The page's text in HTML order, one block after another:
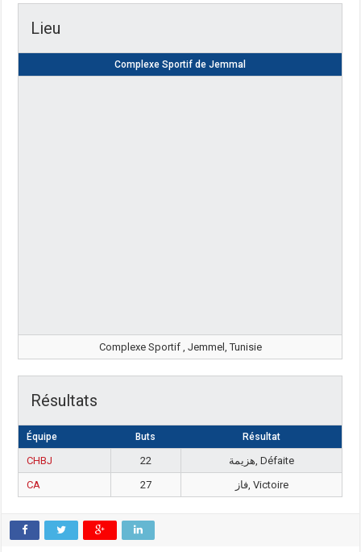
Lieu
Complexe Sportif de Jemmal
Complexe Sportif , Jemmel, Tunisie
Résultats
Équipe Buts Résultat
CHBJ 22
هزيمة, Défaite
CA
27 فاز, Victoire